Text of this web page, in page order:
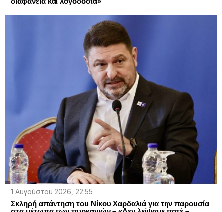
1 Αυγούστου 2026, 22:55
Σκληρή απάντηση του Νίκου Χαρδαλιά για την παρουσία